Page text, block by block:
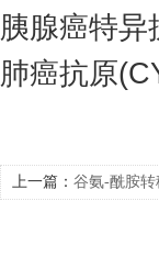
胰腺癌特
肺癌抗原
上一篇： 谷氨-酰胺